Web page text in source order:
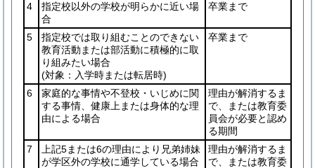
4
指定校以外の学校が明らかに近い場
合
卒業まで
5
指定校では取り組むことのできない
教育活動または部活動に積極的に取
り組みたい場合
(対象：入学時または転居時)
卒業まで
6
家庭的な事情や不登校・いじめに関
する事情、健康上または身体的な理
由による場合
理由が解消するま
で、または教育委
員会が必要と認め
る期間
7
上記5または6の理由により兄弟姉妹
が学区外の学校に通学している場合
理由が解消するま
で、または教育委